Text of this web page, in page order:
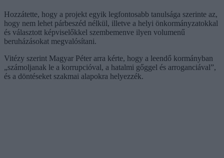
Hozzátette, hogy a projekt egyik legfontosabb tanulsága szerinte az,
hogy nem lehet párbeszéd nélkül, illetve a helyi önkormányzatokkal
és választott képviselőkkel szembemenve ilyen volumenű
beruházásokat megvalósítani.
Vitézy szerint Magyar Péter arra kérte, hogy a leendő kormányban
„számoljanak le a korrupcióval, a hatalmi gőggel és arroganciával”,
és a döntéseket szakmai alapokra helyezzék.